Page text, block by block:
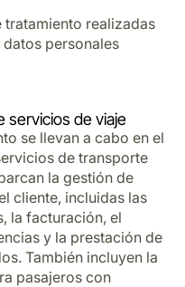
realizadas
personales
servicios de viaje
se llevan a cabo en el
de transporte
la gestión de
cliente, incluidas las
la facturación, el
y la prestación de
También incluyen la
pasajeros con